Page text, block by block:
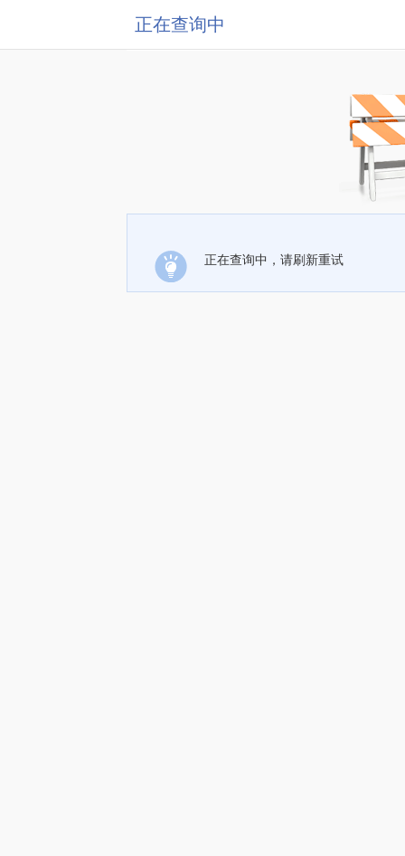
正在查询中
正在查询中，请刷新重试